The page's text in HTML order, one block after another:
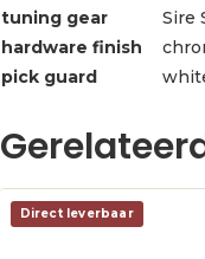
tuning gear
Sire
hardware finish
pick guard
Direct leverbaar